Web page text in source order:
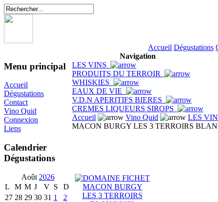
Accueil Dégustations
Menu principal
Accueil
Dégustations
Contact
Vino Quid
Connexion
Liens
Calendrier
Dégustations
Août 2026
L
M M J V S
D
27 28 29 30 31 1
2
Navigation
LES VINS
PRODUITS DU TERROIR
WHISKIES
EAUX DE VIE
V.D.N APERITIFS BIERES
CREMES LIQUEURS SIROPS
Accueil
Vino Quid
LES
MACON BURGY LES 3 TERROIRS